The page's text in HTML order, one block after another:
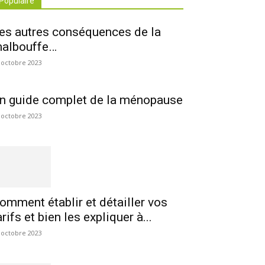
autres conséquences de la
octobre 2023
guide complet de la ménopause
octobre 2023
établir et détailler vos
et bien les expliquer à...
octobre 2023